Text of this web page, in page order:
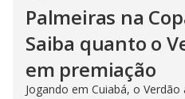
Palmeiras na
Saiba quanto o
em premiação
Jogando em Cuiabá, o